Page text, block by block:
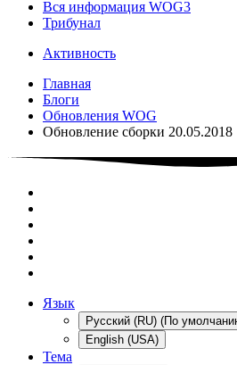
Вся информация WOG3
Трибунал
Активность
Главная
Блоги
Обновления WOG
Обновление сборки 20.05.2018
Язык
Русский (RU) (По
English (USA)
Тема